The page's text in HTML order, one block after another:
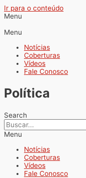
Ir para o conteúdo
Menu
Menu
Notícias
Coberturas
Vídeos
Fale Conosco
Política
Search
Menu
Notícias
Coberturas
Vídeos
Fale Conosco